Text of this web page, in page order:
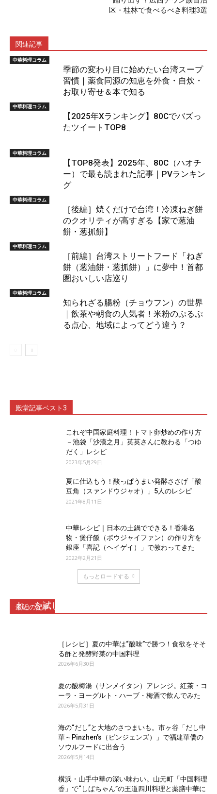
区・桂林で食べるべき料理3選
関連記事
中華料理コラム
季節の変わり目に始めたい台湾スープ
習慣｜薬食同源の知恵を外食・自炊・
お取り寄せ＆本で知る
中華料理コラム
【2025年Xランキング】80Cでバズっ
たツイートTOP8
中華料理コラム
【TOP8発表】2025年、80C（ハオチ
ー）で最も読まれた記事｜PVランキン
グ
中華料理コラム
［後編］焼くだけで台湾！冷凍ねぎ餅
のクオリティが高すぎる【家で葱油
餅・葱抓餅】
中華料理コラム
［前編］台湾ストリートフード「ねぎ
餅（葱油餅・葱抓餅）」に夢中！首都
圏おいしい店巡り
中華料理コラム
知られざる腸粉（チョウフン）の世界
｜飲茶や朝食の人気者！米粉のぷるぷ
る点心、地域によってどう違う？
殿堂記事ベスト3
これぞ中国家庭料理！トマト卵炒めの作り方
－池袋「沙漠之月」英英さんに教わる「つゆ
だく」レシピ
2023年5月29日
夏に仕込もう！酸っぱうまい発酵ささげ「酸
豆角（スァンドウジャオ）」5人のレシピ
2021年8月11日
中華レシピ｜日本の土鍋でできる！香港名
物・煲仔飯（ボウジャイファン）の作り方を
銀座「喜記（ヘイゲイ）」で教わってきた
2022年2月21日
もっとロードする
最近の記事
れ」を試してみた
［レシピ］夏の中華は“酸味”で勝つ！食欲をそそ
る酢と発酵野菜の中国料理
2026年6月30日
夏の酸梅湯（サンメイタン）アレンジ。紅茶・コ
ーラ・ヨーグルト・ハーブ・梅酒で飲んでみた
2026年5月31日
海の“だし”と大地のさつまいも。市ヶ谷「だし中
華～Pinzhen’s（ピンジェンズ）」で福建華僑の
ソウルフードに出合う
2026年5月14日
横浜・山手中華の深い味わい。山元町「中国料理
香」で“しばちゃん”の王道四川料理と薬膳中華に